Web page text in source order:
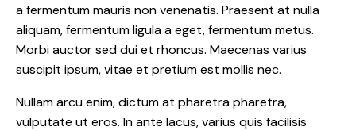
a fermentum mauris non venenatis. Praesent at nulla
aliquam, fermentum ligula a eget, fermentum metus.
Morbi auctor sed dui et rhoncus. Maecenas varius
suscipit ipsum, vitae et pretium est mollis nec.
Nullam arcu enim, dictum at pharetra pharetra,
vulputate ut eros. In ante lacus, varius quis facilisis